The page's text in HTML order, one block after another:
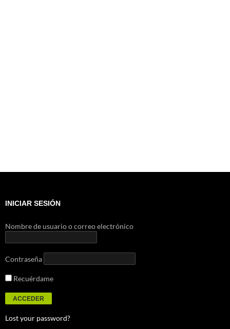
INICIAR SESIÓN
Nombre de usuario o correo electrónico
Contraseña
Recuérdame
Lost your password?